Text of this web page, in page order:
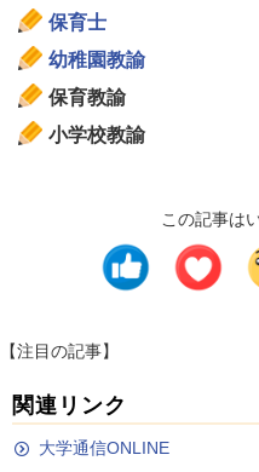
保育士
幼稚園教諭
保育教諭
小学校教諭
この記事は
【注目の記事】
関連リンク
大学通信ONLINE